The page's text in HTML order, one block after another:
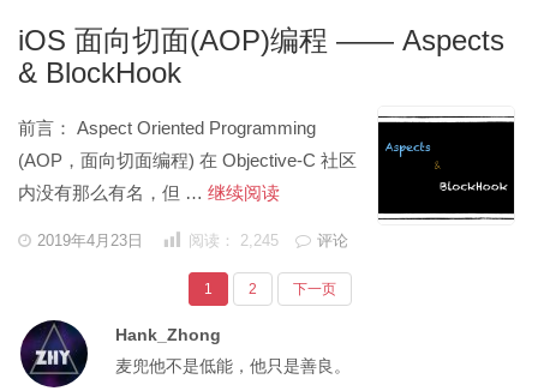
suitable
image
found.
Did
find:
mach-
not
built
iOS 面向切面(AOP)编程 —— Aspects
& BlockHook
前言： Aspect Oriented Programming
(AOP，面向切面编程) 在 Objective-C 社区
内没有那么有名，但 … 继续阅读iOS
切
(AOP)
发 2019年4月23日 阅读： 2,245 评论
章
Page
1 Page
2 下一页
Hank_Zhong
麦兜他不是低能，他只是善良。